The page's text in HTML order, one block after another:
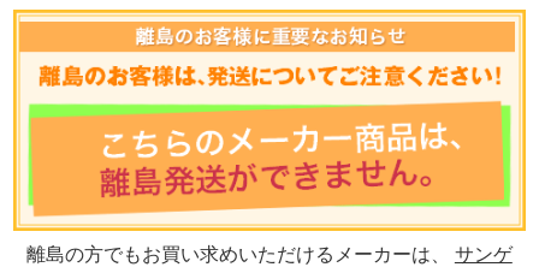
離島の方でもお買い求めいただけるメーカーは、 サンゲ